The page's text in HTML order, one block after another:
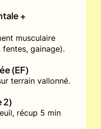
+
musculaire
gainage).
(EF)
terrain vallonné.
2)
récup 5 min